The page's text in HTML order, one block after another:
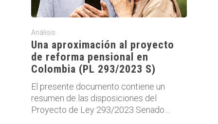
Análisis
Una aproximación al proyecto
de reforma pensional en
Colombia (PL 293/2023 S)
El presente documento contiene un
resumen de las disposiciones del
Proyecto de Ley 293/2023 Senado…